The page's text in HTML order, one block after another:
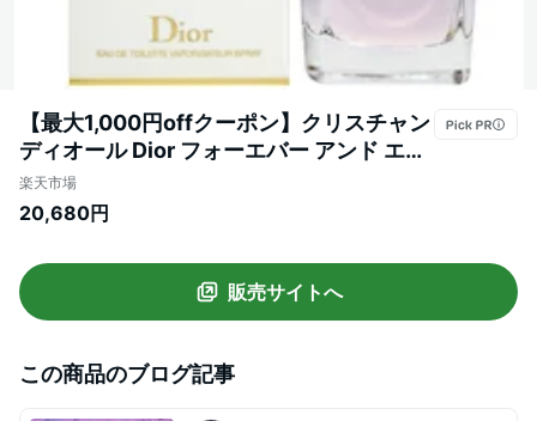
【最大1,000円offクーポン】クリスチャン
ディオール Dior フォーエバー アンド エバ
ー EDT SP 100ml【送料無料】【当日発送
_お休み中】【人気 ブランド ギフト 誕生日
楽天市場
20,680円
販売サイトへ
この商品のブログ記事